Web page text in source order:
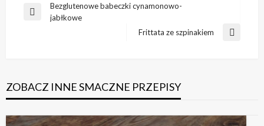
Nawigacja
wpisu
Previous
Bezglutenowe babeczki cynamonowo-
jabłkowe
Next
Frittata ze szpinakiem
ZOBACZ INNE SMACZNE PRZEPISY